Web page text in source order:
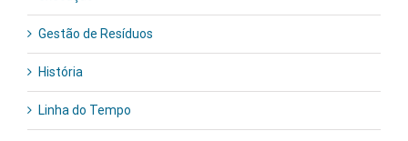
Gestão de Resíduos
História
Linha do Tempo